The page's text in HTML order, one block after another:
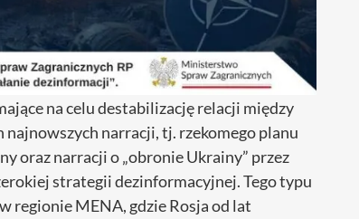
na celu destabilizację relacji między
najnowszych narracji, tj. rzekomego planu
oraz narracji o „obronie Ukrainy” przez
strategii dezinformacyjnej. Tego typu
regionie MENA, gdzie Rosja od lat